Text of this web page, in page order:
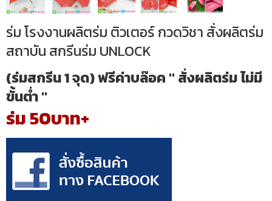
ร่ม โรงงานผลิตร่ม ติวเตอร์ กวดวิชา สั่งผลิตร่ม
สถาบัน สกรีนร่ม UNLOCK
(ร่มสกรีน 1 จุด) ฟรีค่าบล๊อค " สั่งผลิตร่ม ไม่มี
ขั้นต่ำ "
ร่ม 50บาท+